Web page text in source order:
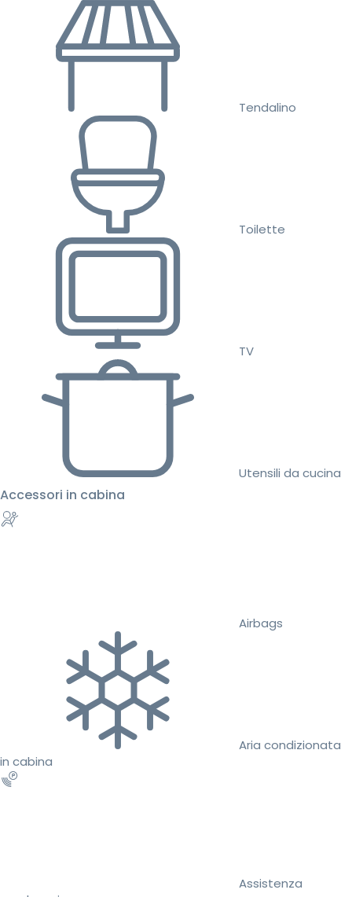
Tendalino
Toilette
TV
Utensili da cucina
Accessori in cabina
Airbags
Aria condizionata
in cabina
Assistenza